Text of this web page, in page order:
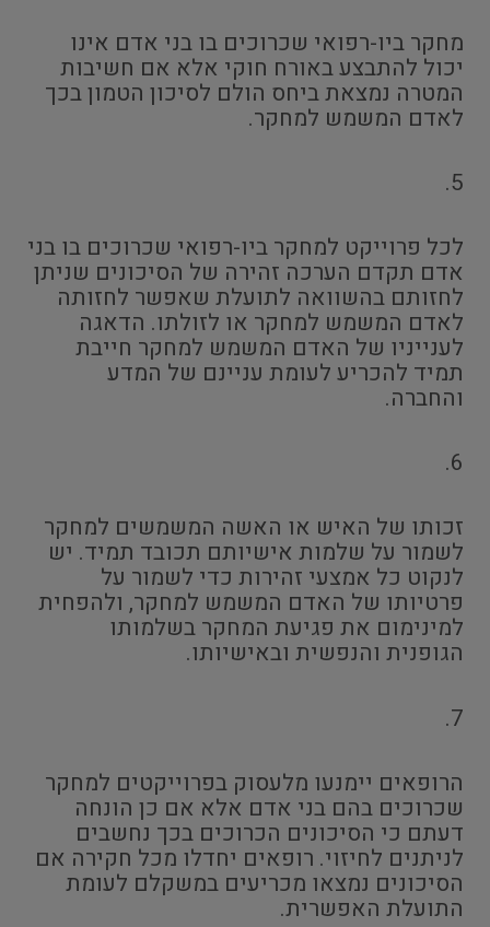
מחקר ביו-רפואי שכרוכים בו בני אדם אינו
יכול להתבצע באורח חוקי אלא אם חשיבות
המטרה נמצאת ביחס הולם לסיכון הטמון בכך
לאדם המשמש למחקר.
5.
לכל פרוייקט למחקר ביו-רפואי שכרוכים בו בני
אדם תקדם הערכה זהירה של הסיכונים שניתן
לחזותם בהשוואה לתועלת שאפשר לחזותה
לאדם המשמש למחקר או לזולתו. הדאגה
לענייניו של האדם המשמש למחקר חייבת
תמיד להכריע לעומת עניינם של המדע
והחברה.
6.
זכותו של האיש או האשה המשמשים למחקר
לשמור על שלמות אישיותם תכובד תמיד. יש
לנקוט כל אמצעי זהירות כדי לשמור על
פרטיותו של האדם המשמש למחקר, ולהפחית
למינימום את פגיעת המחקר בשלמותו
הגופנית והנפשית ובאישיותו.
7.
הרופאים יימנעו מלעסוק בפרוייקטים למחקר
שכרוכים בהם בני אדם אלא אם כן הונחה
דעתם כי הסיכונים הכרוכים בכך נחשבים
לניתנים לחיזוי. רופאים יחדלו מכל חקירה אם
הסיכונים נמצאו מכריעים במשקלם לעומת
התועלת האפשרית.